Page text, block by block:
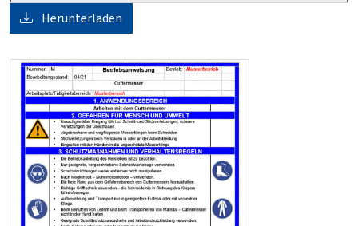
Herunterladen